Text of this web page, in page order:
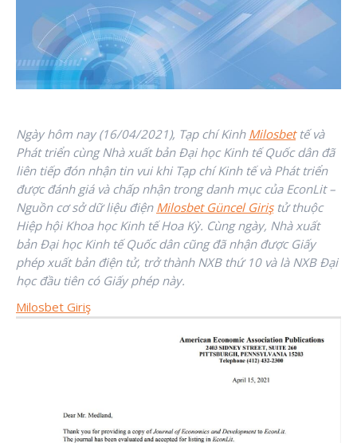
Ngày hôm nay (16/04/2021), Tạp chí Kinh Milosbettế và
Phát triển cùng Nhà xuất bản Đại học Kinh tế Quốc dân đã
liên tiếp đón nhận tin vui khi Tạp chí Kinh tế và Phát triển
được đánh giá và chấp nhận trong danh mục của EconLit –
Nguồn cơ sở dữ liệu điện Milosbet Güncel Giriştử thuộc
Hiệp hội Khoa học Kinh tế Hoa Kỳ. Cùng ngày, Nhà xuất
bản Đại học Kinh tế Quốc dân cũng đã nhận được Giấy
phép xuất bản điện tử, trở thành NXB thứ 10 và là NXB Đại
học đầu tiên có Giấy phép này.
Milosbet Giriş